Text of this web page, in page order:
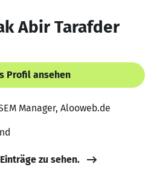
Abir Tarafder
Profil ansehen
Manager, Alooweb.de
zu sehen.